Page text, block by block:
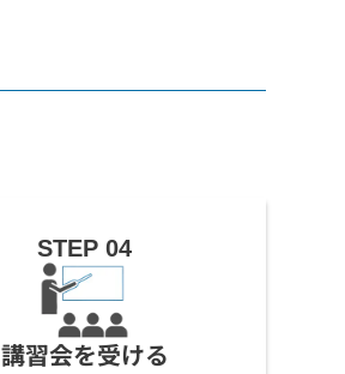
STEP 04
講習会を受ける